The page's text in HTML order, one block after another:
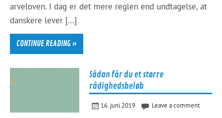
arveloven. I dag er det mere reglen end undtagelse, at
danskere lever […]
CONTINUE READING »
Sådan får du et større
rådighedsbeløb
16. juni 2019 Leave a comment